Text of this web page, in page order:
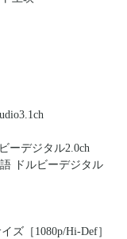
ーデジタル2.0ch
ドルビーデジタル
ズ［1080p/Hi-Def］